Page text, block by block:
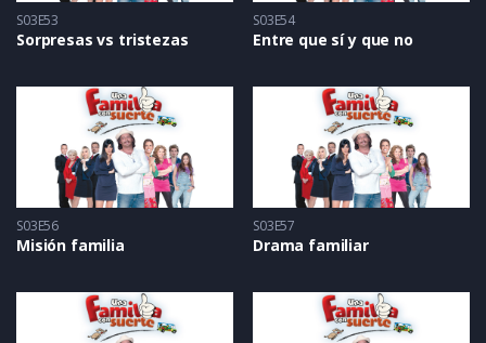
S03E53
Sorpresas vs tristezas
S03E54
Entre que sí y que no
S03E56
Misión familia
S03E57
Drama familiar